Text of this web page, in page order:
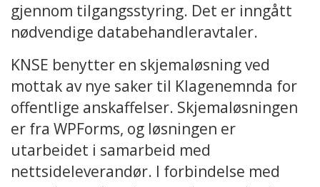
gjennom tilgangsstyring. Det er inngått
nødvendige databehandleravtaler.
KNSE benytter en skjemaløsning ved
mottak av nye saker til Klagenemnda for
offentlige anskaffelser. Skjemaløsningen
er fra WPForms, og løsningen er
utarbeidet i samarbeid med
nettsideleverandør. I forbindelse med